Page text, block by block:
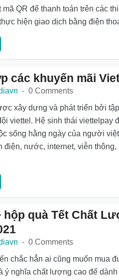
mã QR để thanh toán trên các
hiện giao dịch bằng điện
các khuyến mãi
0 Comments
xây dựng và phát triển bởi
viettel. Hệ sinh thái viettelpay
sống hằng ngày của người
điện, nước, internet, viễn thông,
hộp quà Tết Chất
0 Comments
chắc hẳn ai cũng muốn mua
ý nghĩa chất lượng cao để